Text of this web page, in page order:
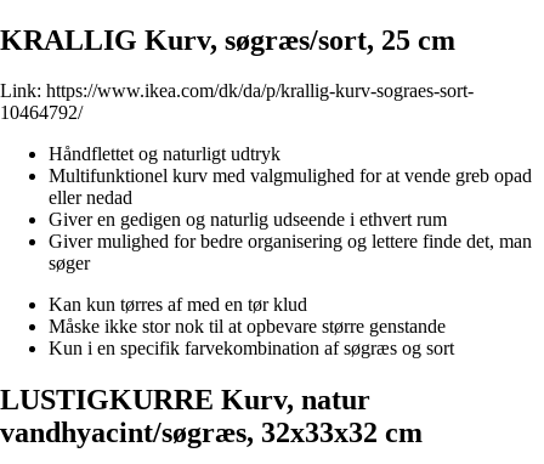
KRALLIG Kurv, søgræs/sort, 25 cm
Link: https://www.ikea.com/dk/da/p/krallig-kurv-sograes-sort-
10464792/
Håndflettet og naturligt udtryk
Multifunktionel kurv med valgmulighed for at vende greb opad
eller nedad
Giver en gedigen og naturlig udseende i ethvert rum
Giver mulighed for bedre organisering og lettere finde det, man
søger
Kan kun tørres af med en tør klud
Måske ikke stor nok til at opbevare større genstande
Kun i en specifik farvekombination af søgræs og sort
LUSTIGKURRE Kurv, natur
vandhyacint/søgræs, 32x33x32 cm